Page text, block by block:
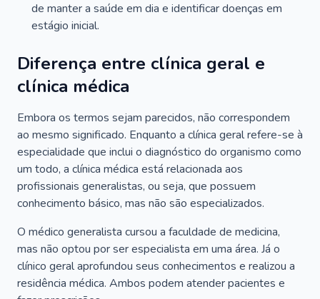
de manter a saúde em dia e identificar doenças em
estágio inicial.
Diferença entre clínica geral e
clínica médica
Embora os termos sejam parecidos, não correspondem
ao mesmo significado. Enquanto a clínica geral refere-se à
especialidade que inclui o diagnóstico do organismo como
um todo, a clínica médica está relacionada aos
profissionais generalistas, ou seja, que possuem
conhecimento básico, mas não são especializados.
O médico generalista cursou a faculdade de medicina,
mas não optou por ser especialista em uma área. Já o
clínico geral aprofundou seus conhecimentos e realizou a
residência médica. Ambos podem atender pacientes e